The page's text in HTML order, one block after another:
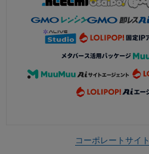
コーポレートサイト